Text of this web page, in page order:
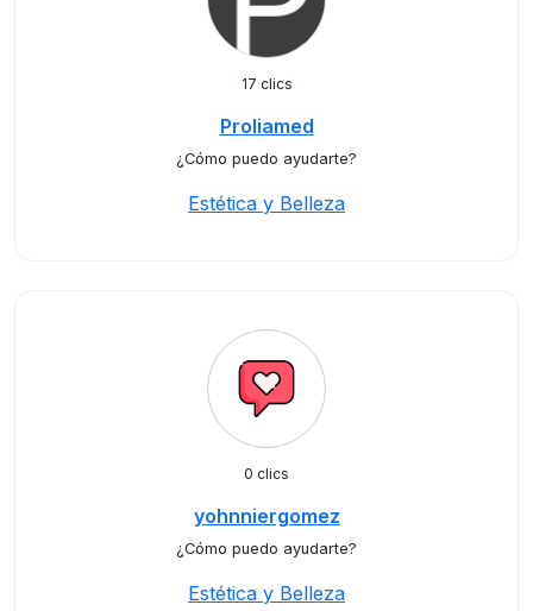
17 clics
Proliamed
¿Cómo puedo ayudarte?
Estética y Belleza
0 clics
yohnniergomez
¿Cómo puedo ayudarte?
Estética y Belleza